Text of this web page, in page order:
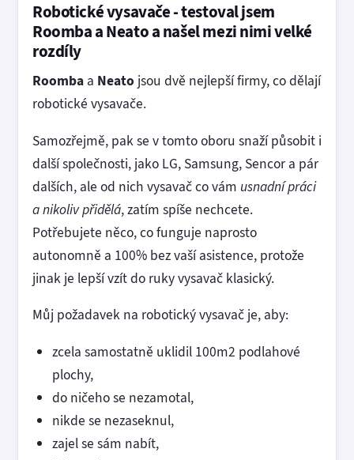
Robotické vysavače - testoval jsem
Roomba a Neato a našel mezi nimi velké
rozdíly
Roomba a Neato jsou dvě nejlepší firmy, co dělají
robotické vysavače.
Samozřejmě, pak se v tomto oboru snaží působit i
další společnosti, jako LG, Samsung, Sencor a pár
dalších, ale od nich vysavač co vám usnadní práci
a nikoliv přidělá, zatím spíše nechcete.
Potřebujete něco, co funguje naprosto
autonomně a 100% bez vaší asistence, protože
jinak je lepší vzít do ruky vysavač klasický.
Můj požadavek na robotický vysavač je, aby:
zcela samostatně uklidil 100m2 podlahové
plochy,
do ničeho se nezamotal,
nikde se nezaseknul,
zajel se sám nabít,